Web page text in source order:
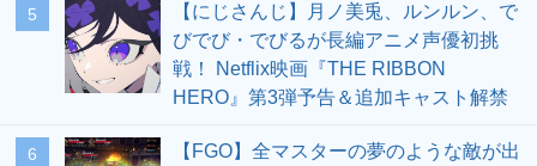
5
【にじさんじ】月ノ美兎、ルンルン、で
びでび・でびるが長編アニメ声優初挑
戦！ Netflix映画『THE RIBBON
HERO』第3弾予告＆追加キャスト解禁
6
【FGO】全マスターの夢のような敵が出